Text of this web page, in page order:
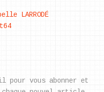
LARRODÉ
pour vous abonner et